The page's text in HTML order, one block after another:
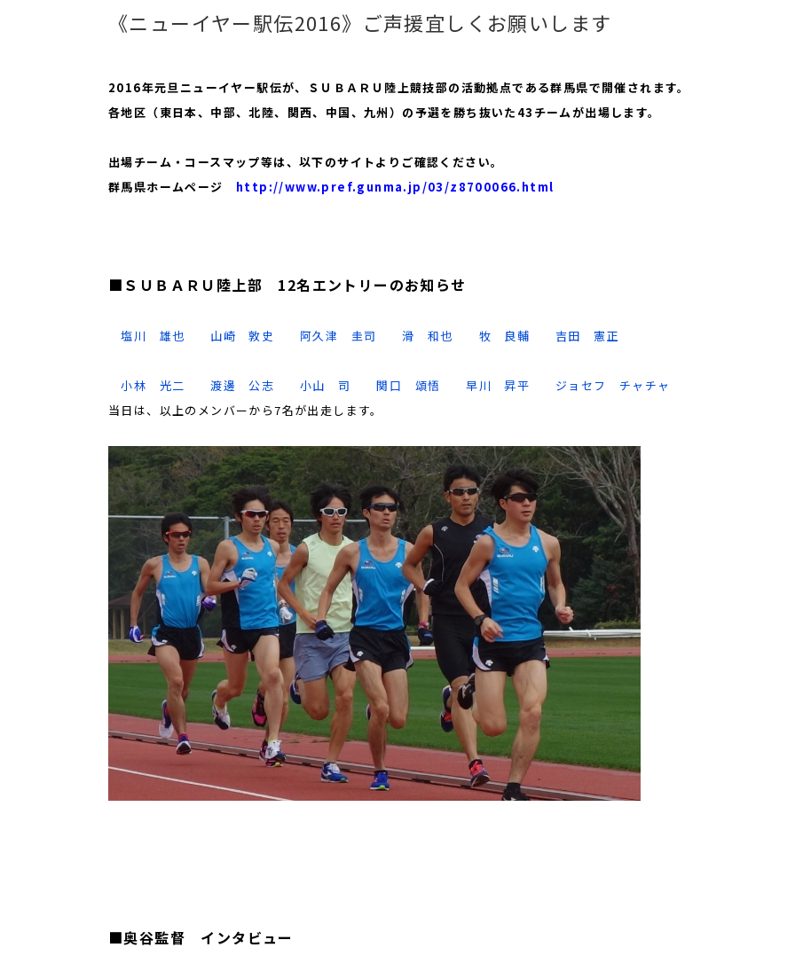
《ニューイヤー駅伝2016》ご声援宜しくお願いします
2016年元旦ニューイヤー駅伝が、ＳＵＢＡＲＵ陸上競技部の活動拠点である群馬県で開催されます。
各地区（東日本、中部、北陸、関西、中国、九州）の予選を勝ち抜いた43チームが出場します。
出場チーム・コースマップ等は、以下のサイトよりご確認ください。
群馬県ホームページ http://www.pref.gunma.jp/03/z8700066.html
■ＳＵＢＡＲＵ陸上部 12名エントリーのお知らせ
塩川 雄也 山崎 敦史 阿久津 圭司 滑 和也 牧 良輔 吉田 憲正
小林 光二 渡邊 公志 小山 司 関口 頌悟 早川 昇平
ジョセフ チャチャ
当日は、以上のメンバーから7名が出走します。
■奥谷監督 インタビュー